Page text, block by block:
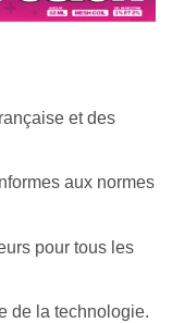
et des
aux normes
pour tous les
de la technologie.